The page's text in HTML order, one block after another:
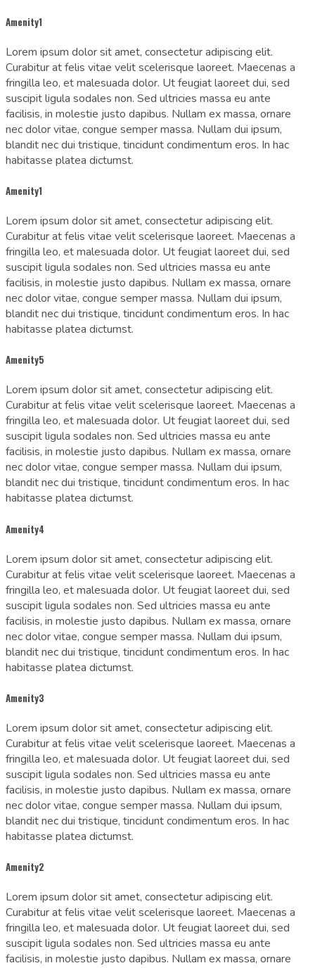
Amenity1
Lorem ipsum dolor sit amet, consectetur adipiscing elit.
Curabitur at felis vitae velit scelerisque laoreet. Maecenas a
fringilla leo, et malesuada dolor. Ut feugiat laoreet dui, sed
suscipit ligula sodales non. Sed ultricies massa eu ante
facilisis, in molestie justo dapibus. Nullam ex massa, ornare
nec dolor vitae, congue semper massa. Nullam dui ipsum,
blandit nec dui tristique, tincidunt condimentum eros. In hac
habitasse platea dictumst.
Amenity1
Lorem ipsum dolor sit amet, consectetur adipiscing elit.
Curabitur at felis vitae velit scelerisque laoreet. Maecenas a
fringilla leo, et malesuada dolor. Ut feugiat laoreet dui, sed
suscipit ligula sodales non. Sed ultricies massa eu ante
facilisis, in molestie justo dapibus. Nullam ex massa, ornare
nec dolor vitae, congue semper massa. Nullam dui ipsum,
blandit nec dui tristique, tincidunt condimentum eros. In hac
habitasse platea dictumst.
Amenity5
Lorem ipsum dolor sit amet, consectetur adipiscing elit.
Curabitur at felis vitae velit scelerisque laoreet. Maecenas a
fringilla leo, et malesuada dolor. Ut feugiat laoreet dui, sed
suscipit ligula sodales non. Sed ultricies massa eu ante
facilisis, in molestie justo dapibus. Nullam ex massa, ornare
nec dolor vitae, congue semper massa. Nullam dui ipsum,
blandit nec dui tristique, tincidunt condimentum eros. In hac
habitasse platea dictumst.
Amenity4
Lorem ipsum dolor sit amet, consectetur adipiscing elit.
Curabitur at felis vitae velit scelerisque laoreet. Maecenas a
fringilla leo, et malesuada dolor. Ut feugiat laoreet dui, sed
suscipit ligula sodales non. Sed ultricies massa eu ante
facilisis, in molestie justo dapibus. Nullam ex massa, ornare
nec dolor vitae, congue semper massa. Nullam dui ipsum,
blandit nec dui tristique, tincidunt condimentum eros. In hac
habitasse platea dictumst.
Amenity3
Lorem ipsum dolor sit amet, consectetur adipiscing elit.
Curabitur at felis vitae velit scelerisque laoreet. Maecenas a
fringilla leo, et malesuada dolor. Ut feugiat laoreet dui, sed
suscipit ligula sodales non. Sed ultricies massa eu ante
facilisis, in molestie justo dapibus. Nullam ex massa, ornare
nec dolor vitae, congue semper massa. Nullam dui ipsum,
blandit nec dui tristique, tincidunt condimentum eros. In hac
habitasse platea dictumst.
Amenity2
Lorem ipsum dolor sit amet, consectetur adipiscing elit.
Curabitur at felis vitae velit scelerisque laoreet. Maecenas a
fringilla leo, et malesuada dolor. Ut feugiat laoreet dui, sed
suscipit ligula sodales non. Sed ultricies massa eu ante
facilisis, in molestie justo dapibus. Nullam ex massa, ornare